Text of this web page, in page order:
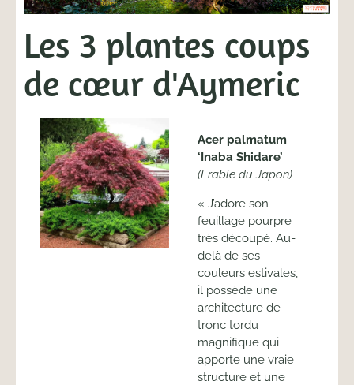
Les 3 plantes coups
de cœur d'Aymeric
Acer palmatum
‘Inaba Shidare’
(Erable du Japon)
« J’adore son
feuillage pourpre
très découpé. Au-
delà de ses
couleurs estivales,
il possède une
architecture de
tronc tordu
magnifique qui
apporte une vraie
structure et une